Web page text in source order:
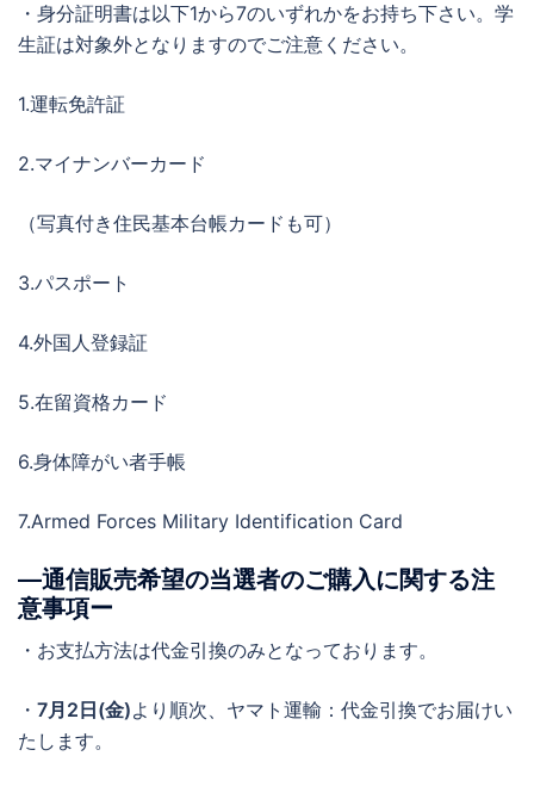
・身分証明書は以下1から7のいずれかをお持ち下さい。学
生証は対象外となりますのでご注意ください。
1.運転免許証
2.マイナンバーカード
（写真付き住民基本台帳カードも可）
3.パスポート
4.外国人登録証
5.在留資格カード
6.身体障がい者手帳
7.Armed Forces Military Identification Card
―通信販売希望の当選者のご購入に関する注
意事項ー
・お支払方法は代金引換のみとなっております。
・ 7月2日(金)より順次、ヤマト運輸：代金引換でお届けい
たします。